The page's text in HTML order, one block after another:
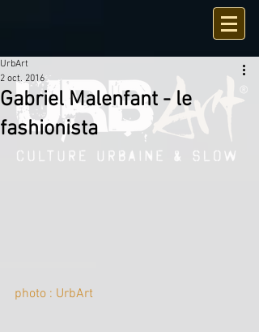
Gabriel Malenfant - le
fashionista
UrbArt
2 oct. 2016
photo : UrbArt